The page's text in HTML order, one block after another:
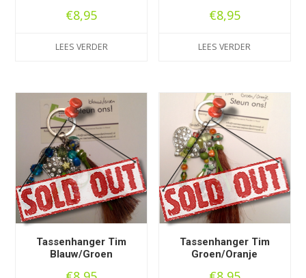
€8,95
LEES VERDER
€8,95
LEES VERDER
Tassenhanger Tim
Blauw/Groen
Tassenhanger Tim
Groen/Oranje